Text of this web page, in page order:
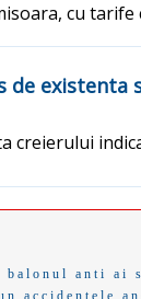
cu tarife
de
creierului
balonul anti ai
accidentele